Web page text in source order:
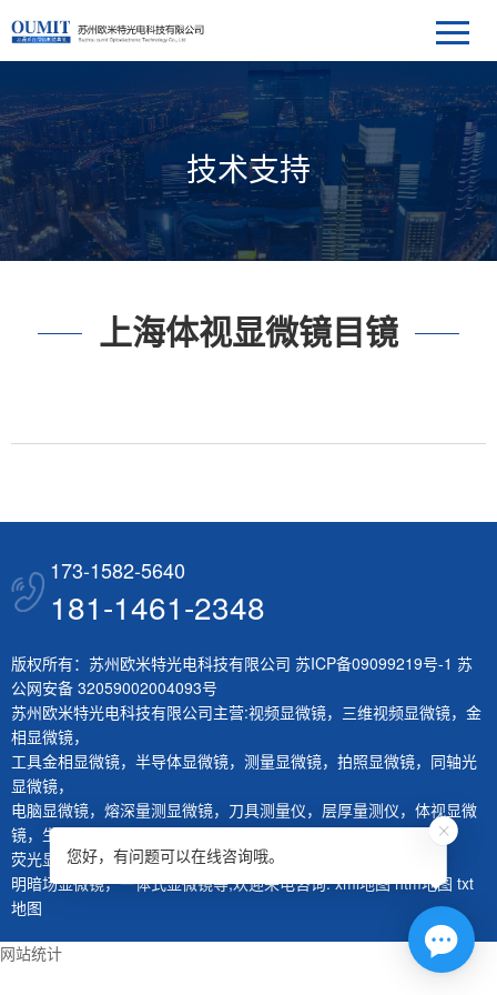
技术支持
上海体视显微镜目镜
173-1582-5640
181-1461-2348
版权所有：苏州欧米特光电科技有限公司 苏ICP备09099219号-1 苏
公网安备 32059002004093号
苏州欧米特光电科技有限公司主营:视频显微镜， 三维视频显微镜， 金
相显微镜，
工具金相显微镜， 半导体显微镜， 测量显微镜， 拍照显微镜， 同轴光
显微镜，
电脑显微镜， 熔深量测显微镜， 刀具测量仪， 层厚量测仪， 体视显微
镜， 生物显微镜，
荧光显微镜， 红外显微镜，微分干涉显微镜
明暗场显微镜，一体式显微镜等,欢迎来电咨询.xml地图 htm地图 txt
地图
网站统计
您好，有问题可以在线咨询哦。